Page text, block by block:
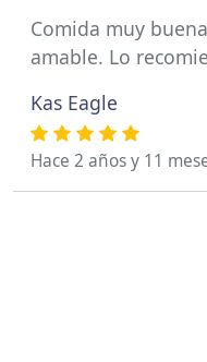
Comida muy
amable. Lo
Kas Eagle
Hace 2 años y 11